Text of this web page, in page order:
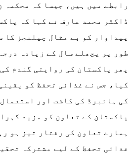
رابطے میں ہیں، جیسا کہ محکمہ
ڈاکٹر محمد عارف نے کہا کہ
پیداوار کو بے مثال چیلنجز کا
طور پر پچھلے سال کے زیادہ
پھر پاکستان کی روایتی گندم
کیا، جس نے غذائی تحفظ کو
کی ہائبرڈ کی کاشت اور
پاکستان کے تعاون کو مزید
ہمارے تعاون کی رفتار تیز ہو
غذائی تحفظ کے لیے مشترکہ